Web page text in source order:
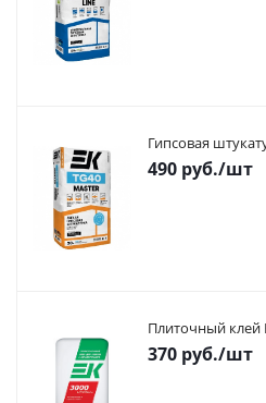
Гипсовая
490 руб./шт
Плиточный клей
370 руб./шт